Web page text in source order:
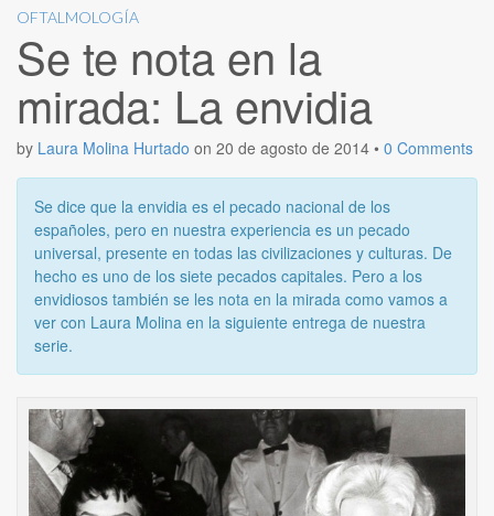
OFTALMOLOGÍA
Se te nota en la
mirada: La envidia
by Laura Molina Hurtado on 20 de agosto de 2014 • 0 Comments
Se dice que la envidia es el pecado nacional de los
españoles, pero en nuestra experiencia es un pecado
universal, presente en todas las civilizaciones y culturas. De
hecho es uno de los siete pecados capitales. Pero a los
envidiosos también se les nota en la mirada como vamos a
ver con Laura Molina en la siguiente entrega de nuestra
serie.